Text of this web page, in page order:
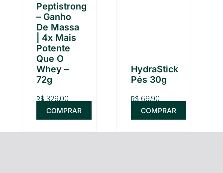
Peptistrong
– Ganho
De Massa
| 4x Mais
Potente
Que O
Whey –
72g
R$ 329,00
COMPRAR
HydraStick
Pés 30g
R$ 69,90
COMPRAR